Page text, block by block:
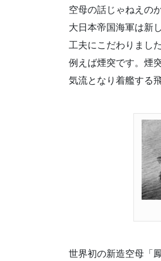
空母の話じゃねえの
大日本帝国海軍は新
工夫にこだわりました
例えば煙突です。煙
気流となり着艦する
世界初の新造空母「